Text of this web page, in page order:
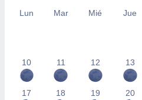
Lun Mar Mié Jue
10 11 12 13
17 18 19 20